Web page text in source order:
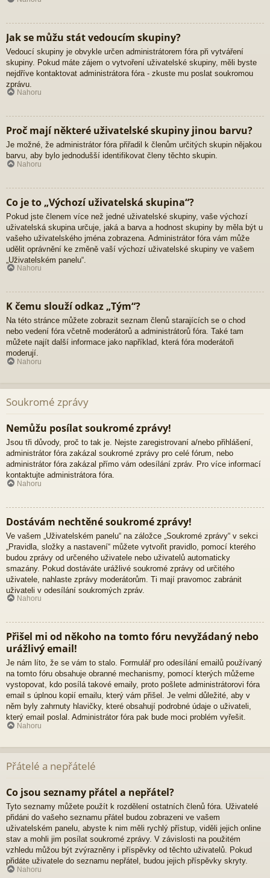
Jak se můžu stát vedoucím skupiny?
Vedoucí skupiny je obvykle určen administrátorem fóra při vytváření
skupiny. Pokud máte zájem o vytvoření uživatelské skupiny, měli byste
nejdříve kontaktovat administrátora fóra - zkuste mu poslat soukromou
zprávu.
Nahoru
Proč mají některé uživatelské skupiny jinou barvu?
Je možné, že administrátor fóra přiřadil k členům určitých skupin nějakou
barvu, aby bylo jednodušší identifikovat členy těchto skupin.
Nahoru
Co je to „Výchozí uživatelská skupina“?
Pokud jste členem více než jedné uživatelské skupiny, vaše výchozí
uživatelská skupina určuje, jaká a barva a hodnost skupiny by měla být u
vašeho uživatelského jména zobrazena. Administrátor fóra vám může
udělit oprávnění ke změně vaší výchozí uživatelské skupiny ve vašem
„Uživatelském panelu“.
Nahoru
K čemu slouží odkaz „Tým“?
Na této stránce můžete zobrazit seznam členů starajících se o chod
nebo vedení fóra včetně moderátorů a administrátorů fóra. Také tam
můžete najít další informace jako například, která fóra moderátoři
moderují.
Nahoru
Soukromé zprávy
Nemůžu posílat soukromé zprávy!
Jsou tři důvody, proč to tak je. Nejste zaregistrovaní a/nebo přihlášení,
administrátor fóra zakázal soukromé zprávy pro celé fórum, nebo
administrátor fóra zakázal přímo vám odesílání zpráv. Pro více informací
kontaktujte administrátora fóra.
Nahoru
Dostávám nechtěné soukromé zprávy!
Ve vašem „Uživatelském panelu“ na záložce „Soukromé zprávy“ v sekci
„Pravidla, složky a nastavení“ můžete vytvořit pravidlo, pomocí kterého
budou zprávy od určeného uživatele nebo uživatelů automaticky
smazány. Pokud dostáváte urážlivé soukromé zprávy od určitého
uživatele, nahlaste zprávy moderátorům. Ti mají pravomoc zabránit
uživateli v odesílání soukromých zpráv.
Nahoru
Přišel mi od někoho na tomto fóru nevyžádaný nebo
urážlivý email!
Je nám líto, že se vám to stalo. Formulář pro odesílání emailů používaný
na tomto fóru obsahuje obranné mechanismy, pomocí kterých můžeme
vystopovat, kdo posílá takové emaily, proto pošlete administrátorovi fóra
email s úplnou kopií emailu, který vám přišel. Je velmi důležité, aby v
něm byly zahrnuty hlavičky, které obsahují podrobné údaje o uživateli,
který email poslal. Administrátor fóra pak bude moci problém vyřešit.
Nahoru
Přátelé a nepřátelé
Co jsou seznamy přátel a nepřátel?
Tyto seznamy můžete použít k rozdělení ostatních členů fóra. Uživatelé
přidáni do vašeho seznamu přátel budou zobrazeni ve vašem
uživatelském panelu, abyste k nim měli rychlý přístup, viděli jejich online
stav a mohli jim posílat soukromé zprávy. V závislosti na použitém
vzhledu můžou být zvýrazněny i příspěvky od těchto uživatelů. Pokud
přidáte uživatele do seznamu nepřátel, budou jejich příspěvky skryty.
Nahoru